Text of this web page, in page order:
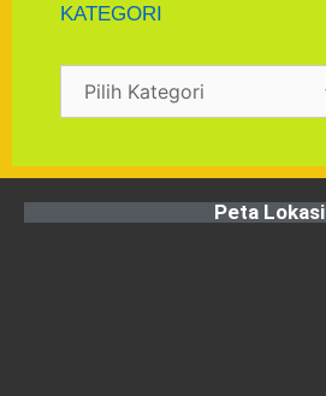
KATEGORI
Peta Lokasi